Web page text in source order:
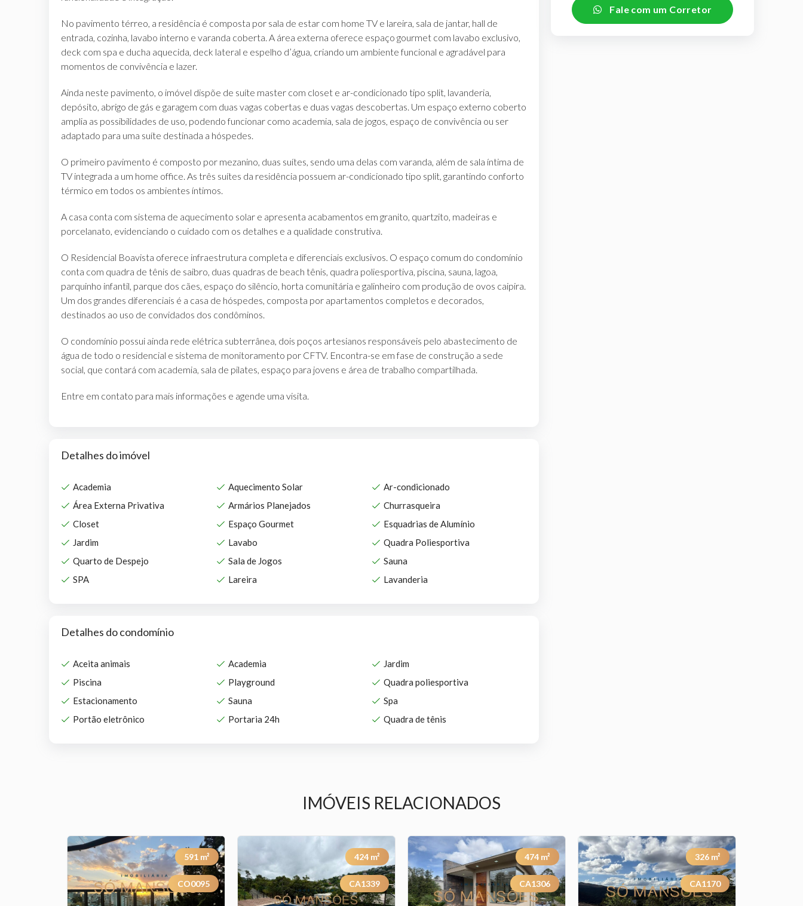
No pavimento térreo, a residência é composta por sala de estar com home TV e lareira, sala de jantar, hall de
entrada, cozinha, lavabo interno e varanda coberta. A área externa oferece espaço gourmet com lavabo exclusivo,
deck com spa e ducha aquecida, deck lateral e espelho d’água, criando um ambiente funcional e agradável para
momentos de convivência e lazer.
Ainda neste pavimento, o imóvel dispõe de suíte master com closet e ar-condicionado tipo split, lavanderia,
depósito, abrigo de gás e garagem com duas vagas cobertas e duas vagas descobertas. Um espaço externo coberto
amplia as possibilidades de uso, podendo funcionar como academia, sala de jogos, espaço de convivência ou ser
adaptado para uma suíte destinada a hóspedes.
O primeiro pavimento é composto por mezanino, duas suítes, sendo uma delas com varanda, além de sala íntima de
TV integrada a um home office. As três suítes da residência possuem ar-condicionado tipo split, garantindo conforto
térmico em todos os ambientes íntimos.
A casa conta com sistema de aquecimento solar e apresenta acabamentos em granito, quartzito, madeiras e
porcelanato, evidenciando o cuidado com os detalhes e a qualidade construtiva.
O Residencial Boavista oferece infraestrutura completa e diferenciais exclusivos. O espaço comum do condomínio
conta com quadra de tênis de saibro, duas quadras de beach tênis, quadra poliesportiva, piscina, sauna, lagoa,
parquinho infantil, parque dos cães, espaço do silêncio, horta comunitária e galinheiro com produção de ovos caipira.
Um dos grandes diferenciais é a casa de hóspedes, composta por apartamentos completos e decorados,
destinados ao uso de convidados dos condôminos.
O condomínio possui ainda rede elétrica subterrânea, dois poços artesianos responsáveis pelo abastecimento de
água de todo o residencial e sistema de monitoramento por CFTV. Encontra-se em fase de construção a sede
social, que contará com academia, sala de pilates, espaço para jovens e área de trabalho compartilhada.
Entre em contato para mais informações e agende uma visita.
Detalhes do imóvel
Academia Aquecimento Solar
Ar-condicionado
Área Externa Privativa
Armários Planejados
Churrasqueira
Closet
Espaço Gourmet
Esquadrias de Alumínio
Jardim
Lavabo
Quadra Poliesportiva
Quarto de Despejo
Sala de Jogos
Sauna
SPA
Lareira Lavanderia
Detalhes do condomínio
Aceita animais Academia
Jardim
Piscina
Playground
Quadra poliesportiva
Estacionamento
Sauna
Spa
Portão eletrônico
Portaria 24h Quadra de tênis
Fale com um Corretor
IMÓVEIS RELACIONADOS
Next
Previous Next
591 m²
CO0095
Previous Next
424 m²
CA1339
Previous
474 m²
CA1306
Previous
326 m²
CA1170
Previous